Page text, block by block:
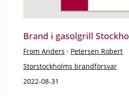
Brand i gasolgrill
From Anders · Petersen Robert
Storstockholms brandförsvar
2022-08-31